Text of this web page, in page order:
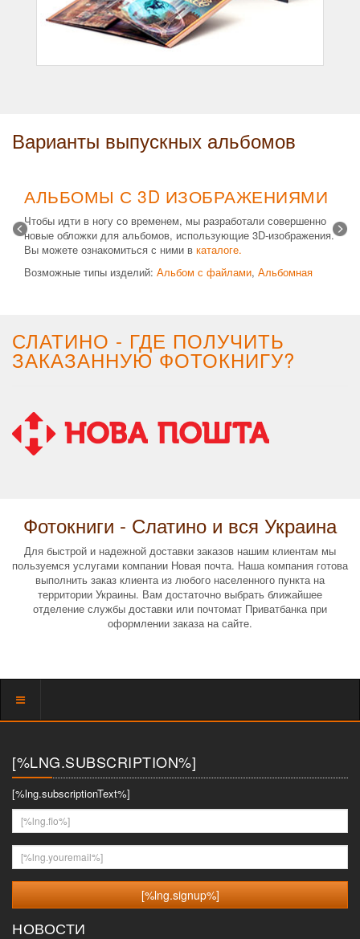
Варианты выпускных альбомов
АЛЬБОМЫ С 3D ИЗОБРАЖЕНИЯМИ
Чтобы идти в ногу со временем, мы разработали совершенно
новые обложки для альбомов, использующие 3D-изображения.
Вы можете ознакомиться с ними в каталоге.
Возможные типы изделий: Альбом с файлами, Альбомная
СЛАТИНО - ГДЕ ПОЛУЧИТЬ
ЗАКАЗАННУЮ ФОТОКНИГУ?
Фотокниги - Слатино и вся Украина
Для быстрой и надежной доставки заказов нашим клиентам мы
пользуемся услугами компании Новая почта. Наша компания готова
выполнить заказ клиента из любого населенного пункта на
территории Украины. Вам достаточно выбрать ближайшее
отделение службы доставки или почтомат Приватбанка при
оформлении заказа на сайте.
Показать
[%LNG.SUBSCRIPTION%]
[%lng.subscriptionText%]
[%lng.fio%]
[%lng.youremail%]
НОВОСТИ